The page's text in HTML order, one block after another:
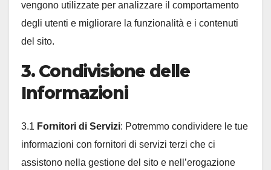
vengono utilizzate per analizzare il comportamento
degli utenti e migliorare la funzionalità e i contenuti
del sito.
3. Condivisione delle
Informazioni
3.1 Fornitori di Servizi: Potremmo condividere le tue
informazioni con fornitori di servizi terzi che ci
assistono nella gestione del sito e nell’erogazione